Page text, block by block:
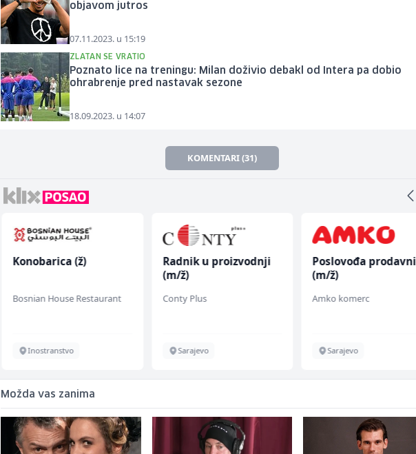
objavom jutros
07.11.2023. u 15:19
ZLATAN SE VRATIO
Poznato lice na treningu: Milan doživio debakl od Intera pa dobio
ohrabrenje pred nastavak sezone
18.09.2023. u 14:07
KOMENTARI (31)
Konobarica (ž)
Bosnian House Restaurant
Inostranstvo
Radnik u proizvodnji
(m/ž)
Conty Plus
Sarajevo
Poslovođa
(m/ž)
Amko komerc
Sarajevo
Možda vas zanima